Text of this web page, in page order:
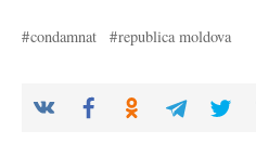
condamnat republica moldova